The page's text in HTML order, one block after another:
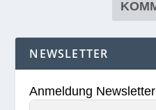
NEWSLETTER
Anmeldung Newsletter